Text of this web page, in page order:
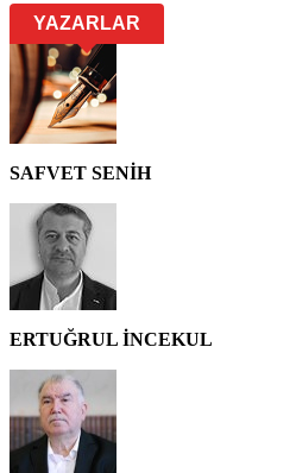
YAZARLAR
SAFVET SENİH
ERTUĞRUL İNCEKUL